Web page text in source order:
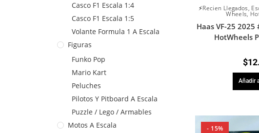
Casco F1 Escala 1:4
Casco F1 Escala 1:5
Volante Formula 1 A Escala
Figuras
Funko Pop
Mario Kart
Peluches
Pilotos Y Pitboard A Escala
Puzzle / Lego / Armables
Motos A Escala
⚡Recien Llegados,
Wheels,
Haas VF-25
HotWheels
$
Añadir
- 15%